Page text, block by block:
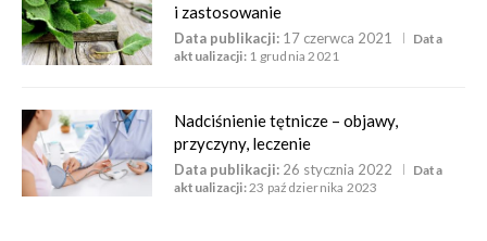
i zastosowanie
Data publikacji: 17 czerwca 2021
Data
aktualizacji: 1 grudnia 2021
Nadciśnienie tętnicze – objawy,
przyczyny, leczenie
Data publikacji: 26 stycznia 2022
Data
aktualizacji: 23 października 2023